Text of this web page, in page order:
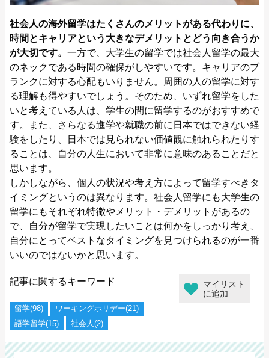
社会人の海外留学はたくさんのメリットがある代わりに、
時間とキャリアという大きなデメリットとどう向き合うか
が大切です。 一方で、大学生の留学では社会人留学の最大
のネックである時間の確保がしやすいです。キャリアのブ
ランクに対する心配もいりません。周囲の人の留学に対す
る理解も得やすいでしょう。そのため、いずれ留学をした
いと考えている人は、学生の間に留学するのがおすすめで
す。また、さらなる進学や就職の前に日本ではできない経
験をしたり、日本では見られない価値観に触れられたりす
ることは、自分の人生において非常に意味のあることだと
思います。
しかしながら、個人の状況や考え方によって留学すべきタ
イミングというのは異なります。社会人留学にも大学生の
留学にもそれぞれ特徴やメリット・デメリットがあるの
で、自分が留学で実現したいことは何かをしっかり考え、
自分にとってベストなタイミングを見つけられるのが一番
いいのではないかと思います。
マイリスト
に追加
記事に関するキーワード
留学(98)
ワーキングホリデー(21)
語学留学(15)
社会人(2)